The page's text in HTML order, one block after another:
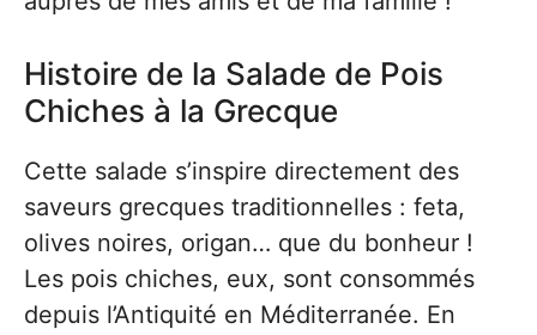
Histoire de la Salade de Pois
Chiches à la Grecque
Cette salade s’inspire directement des
saveurs grecques traditionnelles : feta,
olives noires, origan… que du bonheur !
Les pois chiches, eux, sont consommés
depuis l’Antiquité en Méditerranée. En